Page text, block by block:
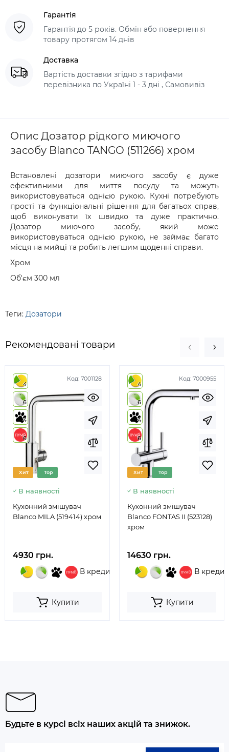
Гарантія
Гарантія до 5 років. Обмін або повернення
товару протягом 14 днів
Доставка
Вартість доставки згідно з тарифами
перевізника по Україні 1 - 3 дні , Самовивіз
Опис Дозатор рідкого миючого
засобу Blanco TANGO (511266) хром
Встановлені дозатори миючого засобу є дуже
ефективними для миття посуду та можуть
використовуваться однією рукою. Кухні потребують
прості та функціональні рішення для багатьох справ,
щоб виконувати їх швидко та дуже практично.
Дозатор миючого засобу, який може
використовуваться однією рукою, не займає багато
місця на мийці та робить легшим щоденні справи.
Хром
Об'єм 300 мл
Теги: Дозатори
Рекомендовані товари
Код: 7001128
4
6
4
6
Хит Top
В наявності
Кухонний змішувач
Blanco MILA (519414) хром
4930 грн.
В кредит
Купити
Код: 7000955
4
6
4
6
Хит Top
В наявності
Кухонний змішувач
Blanco FONTAS II (523128)
хром
14630 грн.
В кредит
Купити
Будьте в курсі всіх наших акцій та знижок.